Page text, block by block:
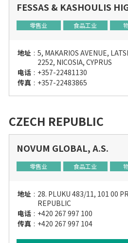
FESSAS & KASHOULIS
零售业 食品工业
地址 : 5, MAKARIOS AVENUE,
2252, NICOSIA, CYPRUS
电话 : +357-22481130
传真 : +357-22483865
CZECH REPUBLIC
NOVUM GLOBAL, A.S.
零售业 食品工业
地址 : 28. PLUKU 483/11, 101 00
REPUBLIC
电话 : +420 267 997 100
传真 : +420 267 997 104